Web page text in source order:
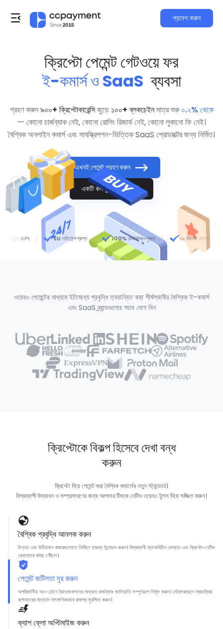
প্রবেশ করুন
ক্রিপ্টো পেমেন্ট গেটওয়ে ফর
ই-কমার্স ও SaaS ব্যবসা
গ্রহণ করুন৯০০+ ক্রিপ্টোকারেন্সিজুড়ে ১০০+ ব্লকচেইনমাত্র শুরু ০.২% থেকে
— কোনো চার্জব্যাক নেই, কোনো রোলিং রিজার্ভ নেই, কোনো লুকানো ফি নেই।
বৈশ্বিক অনলাইন কমার্স এবং সাবস্ক্রিপশন-ভিত্তিক SaaS প্রোডাক্টের জন্য নির্মিত।
এখনই পেমেন্ট গ্রহণ করুন
একটি কল বুক করুন
API EU লাইসেন্সপ্রাপ্ত 100% চার্জব্যাক-মুক্ত ১০ মিনিটে সেটআপ
ওয়েব৩ পেমেন্টের মাধ্যমে ইতিমধ্যে প্রবৃদ্ধি ত্বরান্বিত করা শীর্ষস্থানীয় বৈশ্বিক ই-কমার্স
এবং SaaS ব্র্যান্ডগুলোর সাথে যোগ দিন
ক্রিপ্টোকে বিকল্প হিসেবে দেখা বন্ধ
করুন
ক্রিপ্টো দিয়ে পেমেন্ট করা বৈশ্বিক কমার্সের নতুন স্ট্যান্ডার্ড।
বিশ্বব্যাপী উদ্ভাবন ও সম্প্রসারণের জন্য আপনার টিমকে নেটিভ ওয়েব৩ টুলস দিয়ে সজ্জিত করুন।
বৈশ্বিক প্রবৃদ্ধি আনলক করুন
উন্নত এবং উদীয়মান বাজারগুলোতে নির্বিঘ্ন তারল্য উন্মোচন করুন। বিশ্বব্যাপী ব্যাংকবিহীন ভোক্তা এবং ক্রিপ্টো-নেটিভ
ক্রেতাদের কাছে পৌঁছান।
পেমেন্ট জটিলতা দূর করুন
অপরিবর্তনীয় অন-চেইন ট্রানজেকশনের মাধ্যমে চার্জব্যাক জালিয়াতি সম্পূর্ণরূপে নির্মূল করুন। স্টেবলকয়েনে স্বয়ংক্রিয়
রূপান্তরের মাধ্যমে তাৎক্ষণিকভাবে রাজস্ব সুরক্ষিত করুন।
ক্যাশ ফ্লো অপ্টিমাইজ করুন